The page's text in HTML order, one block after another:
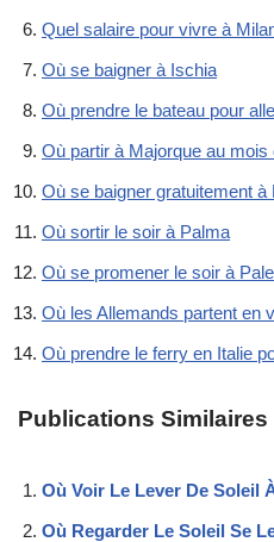
Quel salaire pour vivre à
Où se baigner à Ischia
Où prendre le bateau pour
Où partir à Majorque au mois
Où se baigner gratuitement à
Où sortir le soir à Palma
Où se promener le soir à
Où les Allemands partent en
Où prendre le ferry en Italie
Publications Similaires
Où Voir Le Lever De Soleil
Où Regarder Le Soleil Se